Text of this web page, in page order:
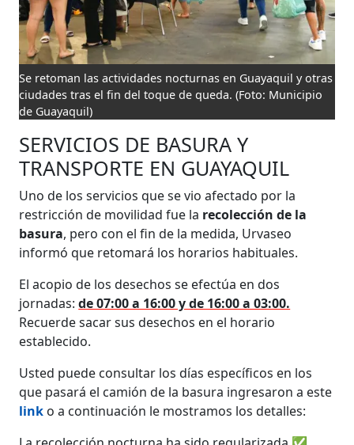
Se retoman las actividades nocturnas en Guayaquil y otras
ciudades tras el fin del toque de queda. (Foto: Municipio
de Guayaquil)
SERVICIOS DE BASURA Y
TRANSPORTE EN GUAYAQUIL
Uno de los servicios que se vio afectado por la
restricción de movilidad fue la recolección de la
basura, pero con el fin de la medida, Urvaseo
informó que retomará los horarios habituales.
El acopio de los desechos se efectúa en dos
jornadas:de 07:00 a 16:00 y de 16:00 a 03:00.
Recuerde sacar sus desechos en el horario
establecido.
Usted puede consultar los días específicos en los
que pasará el camión de la basura ingresaron a este
link o a continuación le mostramos los detalles: